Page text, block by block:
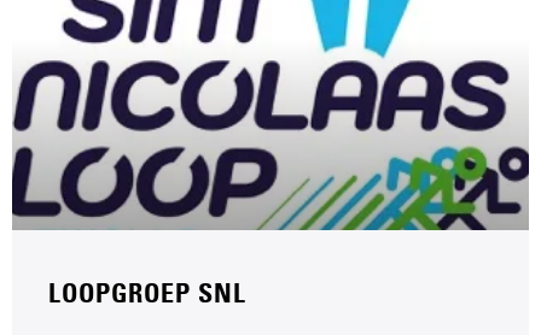
LOOPGROEP SNL